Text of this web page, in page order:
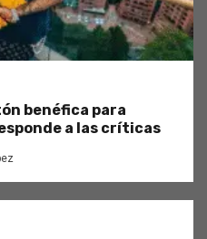
benéfica para
a las críticas